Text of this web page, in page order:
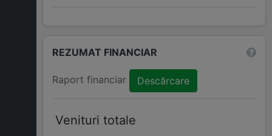
REZUMAT FINANCIAR
Raport financiar Descărcare
Venituri totale